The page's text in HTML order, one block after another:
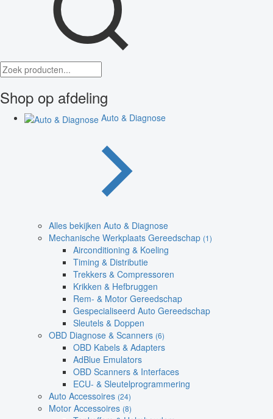
Shop op afdeling
Auto & Diagnose
Alles bekijken Auto & Diagnose
Mechanische Werkplaats Gereedschap (1)
Airconditioning & Koeling
Timing & Distributie
Trekkers & Compressoren
Krikken & Hefbruggen
Rem- & Motor Gereedschap
Gespecialiseerd Auto Gereedschap
Sleutels & Doppen
OBD Diagnose & Scanners (6)
OBD Kabels & Adapters
AdBlue Emulators
OBD Scanners & Interfaces
ECU- & Sleutelprogrammering
Auto Accessoires (24)
Motor Accessoires (8)